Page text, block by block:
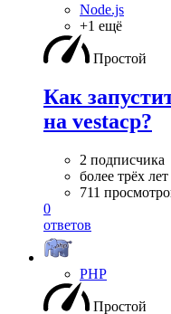
Node.js
+1 ещё
Простой
Как
на vestacp?
2 подписчика
более трёх
711
0
ответов
PHP
Простой